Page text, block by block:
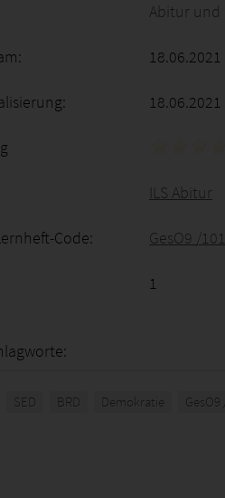
Abitur und
18.06.2021
ILS Abitur
Code: GesO9 /
1
SED BRD Demokratie